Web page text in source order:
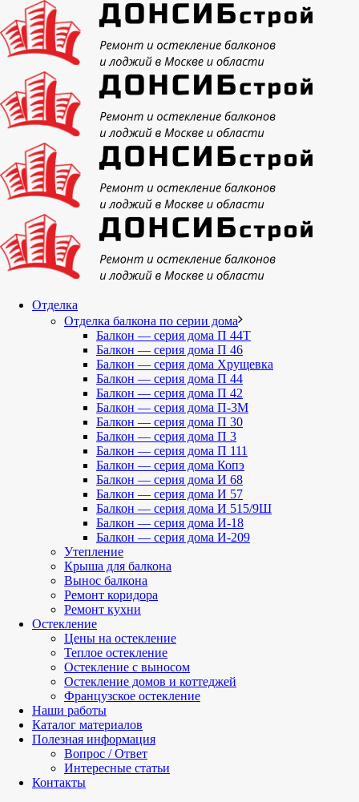
Отделка
Отделка балкона по серии дома
Балкон — серия дома П 44Т
Балкон — серия дома П 46
Балкон — серия дома Хрущевка
Балкон — серия дома П 44
Балкон — серия дома П 42
Балкон — серия дома П-3М
Балкон — серия дома П 30
Балкон — серия дома П 3
Балкон — серия дома П 111
Балкон — серия дома Копэ
Балкон — серия дома И 68
Балкон — серия дома И 57
Балкон — серия дома И 515/9Ш
Балкон — серия дома И-18
Балкон — серия дома И-209
Утепление
Крыша для балкона
Вынос балкона
Ремонт коридора
Ремонт кухни
Остекление
Цены на остекление
Теплое остекление
Остекление с выносом
Остекление домов и коттеджей
Французское остекление
Наши работы
Каталог материалов
Полезная информация
Вопрос / Ответ
Интересные статьи
Контакты